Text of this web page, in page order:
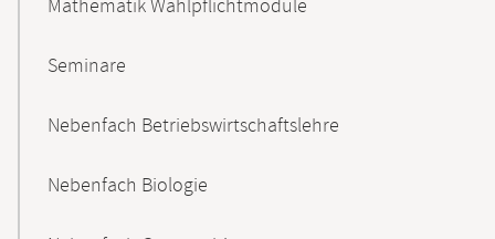
Mathematik Wahlpflichtmodule
Seminare
Nebenfach Betriebswirtschaftslehre
Nebenfach Biologie